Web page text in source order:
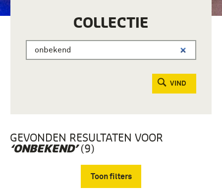
COLLECTIE
VIND
GEVONDEN RESULTATEN VOOR
‘ONBEKEND’(9)
Toon filters